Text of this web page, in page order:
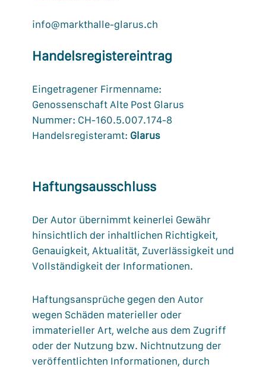
info@markthalle-glarus.ch
Handelsregistereintrag
Eingetragener Firmenname:
Genossenschaft Alte Post Glarus
Nummer: CH-160.5.007.174-8
Handelsregisteramt: Glarus
Haftungsausschluss
Der Autor übernimmt keinerlei Gewähr
hinsichtlich der inhaltlichen Richtigkeit,
Genauigkeit, Aktualität, Zuverlässigkeit und
Vollständigkeit der Informationen.
Haftungsansprüche gegen den Autor
wegen Schäden materieller oder
immaterieller Art, welche aus dem Zugriff
oder der Nutzung bzw. Nichtnutzung der
veröffentlichten Informationen, durch